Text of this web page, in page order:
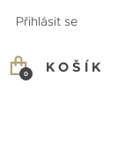
Přihlásit se
KOŠÍK
0